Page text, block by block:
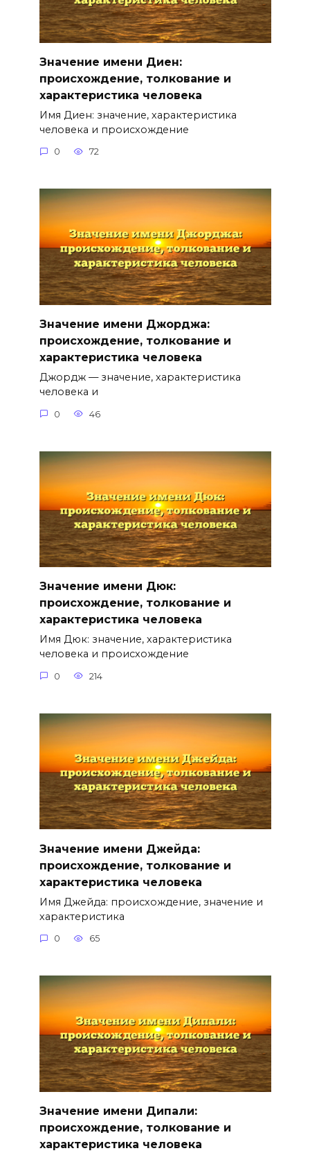
Значение имени Диен:
происхождение, толкование и
характеристика человека
Имя Диен: значение, характеристика
человека и происхождение
0 72
Значение имени Джорджа:
происхождение, толкование и
характеристика человека
Джордж — значение, характеристика
человека и
0 46
Значение имени Дюк:
происхождение, толкование и
характеристика человека
Имя Дюк: значение, характеристика
человека и происхождение
0 214
Значение имени Джейда:
происхождение, толкование и
характеристика человека
Имя Джейда: происхождение, значение и
характеристика
0 65
Значение имени Дипали:
происхождение, толкование и
характеристика человека